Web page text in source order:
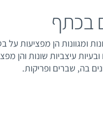
בכתף
ומגוונות הן מפציעות על
ובעיות עיצביות שונות והן
בה, שברים ופריקות.